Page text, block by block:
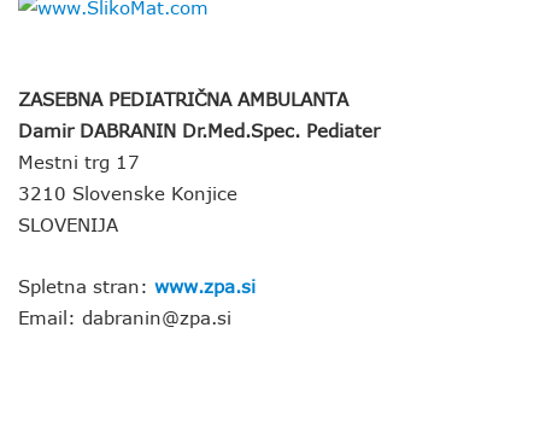
ZASEBNA PEDIATRIČNA AMBULANTA
Damir DABRANIN Dr.Med.Spec. Pediater
Mestni trg 17
3210 Slovenske Konjice
SLOVENIJA
Spletna stran: www.zpa.si
Email: dabranin@zpa.si